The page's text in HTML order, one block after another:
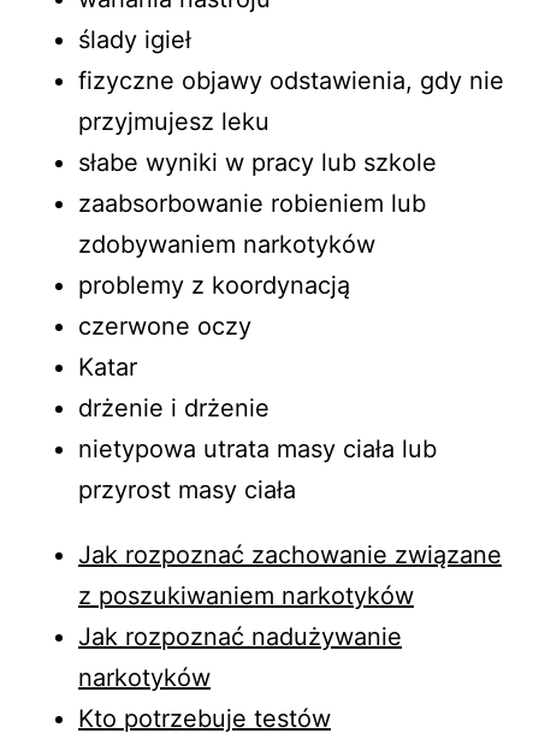
ślady igieł
fizyczne objawy odstawienia, gdy nie
przyjmujesz leku
słabe wyniki w pracy lub szkole
zaabsorbowanie robieniem lub
zdobywaniem narkotyków
problemy z koordynacją
czerwone oczy
Katar
drżenie i drżenie
nietypowa utrata masy ciała lub
przyrost masy ciała
Jak rozpoznać zachowanie związane
z poszukiwaniem narkotyków
Jak rozpoznać nadużywanie
narkotyków
Kto potrzebuje testów